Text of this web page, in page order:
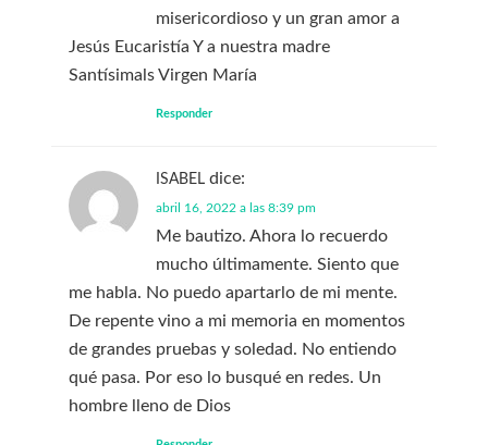
misericordioso y un gran amor a
Jesús Eucaristía Y a nuestra madre
Santísimals Virgen María
Responder
ISABEL dice:
abril 16, 2022 a las 8:39 pm
Me bautizo. Ahora lo recuerdo
mucho últimamente. Siento que
me habla. No puedo apartarlo de mi mente.
De repente vino a mi memoria en momentos
de grandes pruebas y soledad. No entiendo
qué pasa. Por eso lo busqué en redes. Un
hombre lleno de Dios